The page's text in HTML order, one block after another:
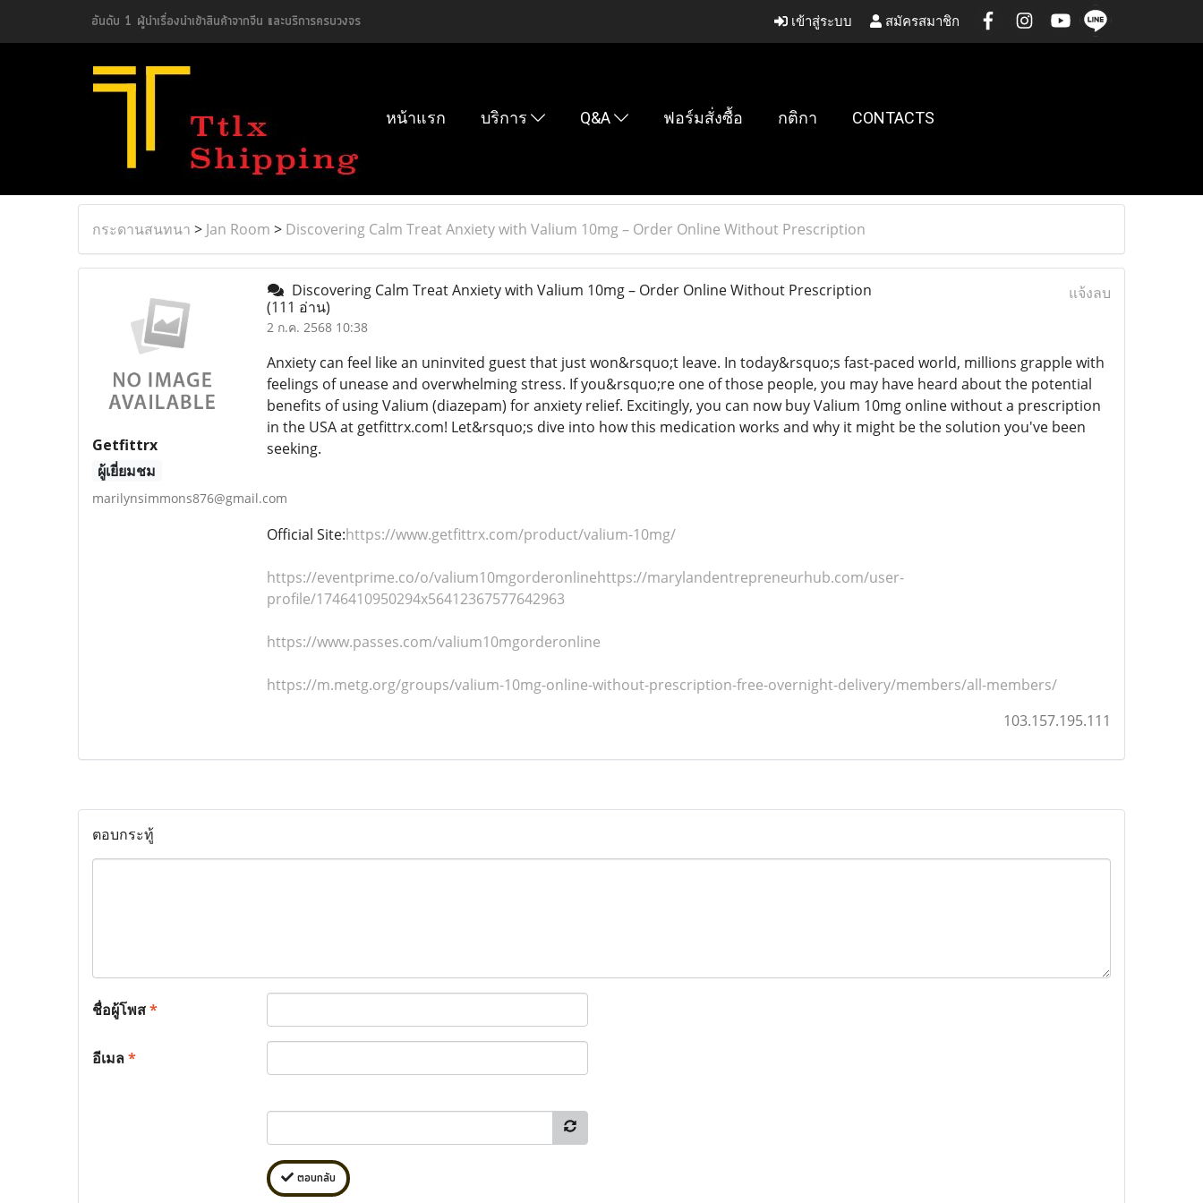
อันดับ 1 ผู้นำเรื่องนำเข้าสินค้าจากจีน และบริการครบวงจร เข้าสู่ระบบ สมัครสมาชิก
หน้าแรก บริการ Q&A ฟอร์มสั่งซื้อ กติกา CONTACTS
กระดานสนทนา > Jan Room > Discovering Calm Treat Anxiety with Valium 10mg – Order Online Without Prescription
Getfittrx
ผู้เยี่ยมชม
marilynsimmons876@gmail.com
Discovering Calm Treat Anxiety with Valium 10mg – Order Online Without Prescription
(111 อ่าน)
2 ก.ค. 2568 10:38
แจ้งลบ
Anxiety can feel like an uninvited guest that just won&rsquo;t leave. In today&rsquo;s fast-paced world, millions grapple with
feelings of unease and overwhelming stress. If you&rsquo;re one of those people, you may have heard about the potential
benefits of using Valium (diazepam) for anxiety relief. Excitingly, you can now buy Valium 10mg online without a prescription
in the USA at getfittrx.com! Let&rsquo;s dive into how this medication works and why it might be the solution you've been
seeking.
Official Site:https://www.getfittrx.com/product/valium-10mg/
https://eventprime.co/o/valium10mgorderonlinehttps://marylandentrepreneurhub.com/user-
profile/1746410950294x56412367577642963
https://www.passes.com/valium10mgorderonline
https://m.metg.org/groups/valium-10mg-online-without-prescription-free-overnight-delivery/members/all-members/
103.157.195.111
ตอบกระทู้
ชื่อผู้โพส*
อีเมล*
ตอบกลับ